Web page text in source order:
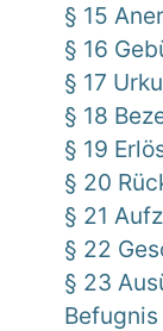
§ 15
§ 16
§ 17
§ 18
§ 19
§ 20
§ 21
§ 22
§ 23